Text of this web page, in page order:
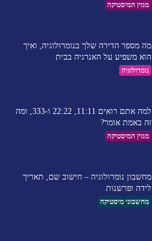
מגזין המיסטיקה
מה מספר הדירה שלך בנומרולוגיה, ואיך
הוא משפיע על האנרגיה בבית
נומרולוגיה
למה אתם רואים 11:11, 22:22 ו-333, ומה
זה באמת אומר?
מגזין המיסטיקה
מחשבון נומרולוגיה – חישוב שם, תאריך
לידה ופרשנות
מחשבוני מיסטיקה